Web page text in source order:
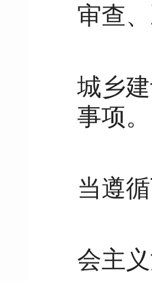
审查
城乡
事项。
当遵
（
会主